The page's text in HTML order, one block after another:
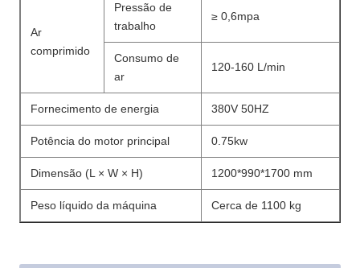
Ar
comprimido
Pressão de
trabalho
≥ 0,6mpa
Consumo de
ar
120-160 L/min
Fornecimento de energia 380V 50HZ
Potência do motor principal 0.75kw
Dimensão (L × W × H) 1200*990*1700 mm
Peso líquido da máquina Cerca de 1100 kg